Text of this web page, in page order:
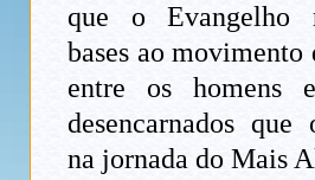
que o Evangelho
bases ao
entre os homens
desencarnados que
na jornada do Mais